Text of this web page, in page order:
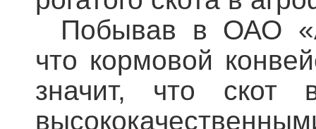
Побывав в ОАО
что кормовой
значит, что скот